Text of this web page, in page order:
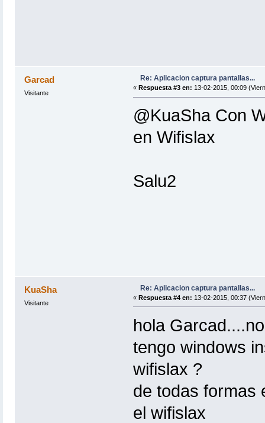
Garcad
Visitante
Re: Aplicacion captura pantallas...
« Respuesta #3 en: 13-02-2015, 00:09
@KuaSha Con
en Wifislax
Salu2
KuaSha
Visitante
Re: Aplicacion captura pantallas...
« Respuesta #4 en: 13-02-2015, 00:37
hola
tengo windows
wifislax ?
de todas formas
el wifislax